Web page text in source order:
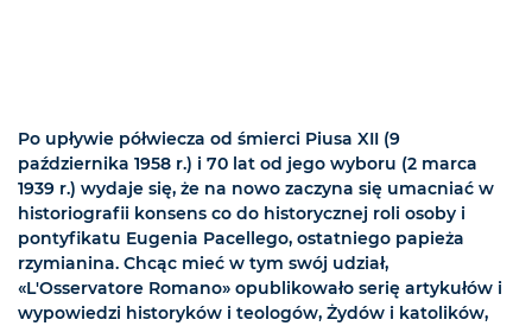
Po upływie półwiecza od śmierci Piusa XII (9
października 1958 r.) i 70 lat od jego wyboru (2 marca
1939 r.) wydaje się, że na nowo zaczyna się umacniać w
historiografii konsens co do historycznej roli osoby i
pontyfikatu Eugenia Pacellego, ostatniego papieża
rzymianina. Chcąc mieć w tym swój udział,
«L'Osservatore Romano» opublikowało serię artykułów i
wypowiedzi historyków i teologów, Żydów i katolików,